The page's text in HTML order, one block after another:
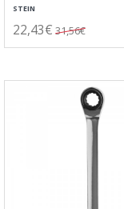
STEIN
22,43€ 31,56€